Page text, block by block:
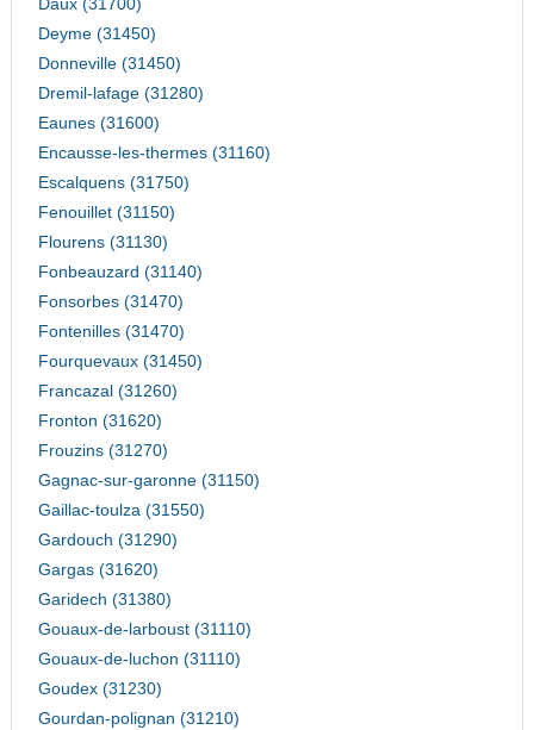
Daux (31700)
Deyme (31450)
Donneville (31450)
Dremil-lafage (31280)
Eaunes (31600)
Encausse-les-thermes (31160)
Escalquens (31750)
Fenouillet (31150)
Flourens (31130)
Fonbeauzard (31140)
Fonsorbes (31470)
Fontenilles (31470)
Fourquevaux (31450)
Francazal (31260)
Fronton (31620)
Frouzins (31270)
Gagnac-sur-garonne (31150)
Gaillac-toulza (31550)
Gardouch (31290)
Gargas (31620)
Garidech (31380)
Gouaux-de-larboust (31110)
Gouaux-de-luchon (31110)
Goudex (31230)
Gourdan-polignan (31210)